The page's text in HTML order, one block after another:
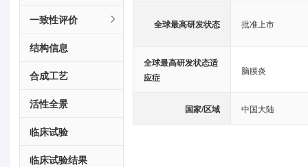
一致性评价
结构信息
合成工艺
活性全景
临床试验
临床试验结果
全球最高研发状态 批准上市
全球最高研发状态适
应症
脑膜炎
国家/区域 中国大陆